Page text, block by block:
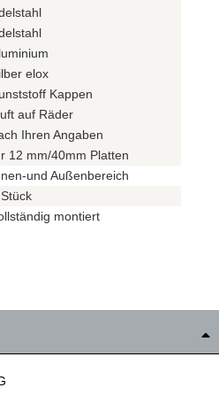
elox
Kappen
auf Räder
Ihren Angaben
12 mm/40mm Platten
und Außenbereich
montiert